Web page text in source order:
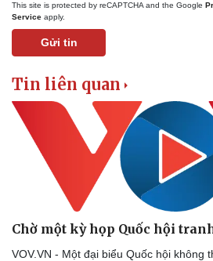
This site is protected by reCAPTCHA and the Google
Service apply.
Gửi tin
Tin liên quan
Chờ một kỳ họp Quốc hội
VOV.VN - Một đại biểu Quốc hội không